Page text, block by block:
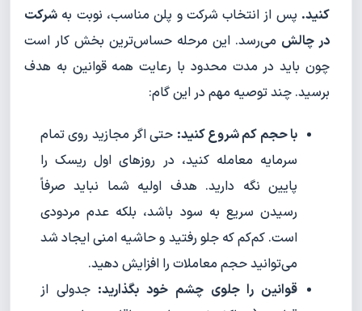
کنید. پس از انتخاب شرکت و پلن مناسب، نوبت به شرکت
در چالش می‌رسد. این مرحله حساس‌ترین بخش کار است
چون باید در مدت محدود با رعایت همه قوانین به هدف
برسید. چند توصیه مهم در این گام:
با حجم کم شروع کنید: حتی اگر مجازید روی تمام
سرمایه معامله کنید، در روزهای اول ریسک را
پایین نگه دارید. هدف اولیه شما نباید صرفاً
رسیدن سریع به سود باشد، بلکه عدم مردودی
است. کم‌کم که جلو رفتید و حاشیه امنی ایجاد شد
می‌توانید حجم معاملات را افزایش دهید.
قوانین را جلوی چشم خود بگذارید: جدولی از